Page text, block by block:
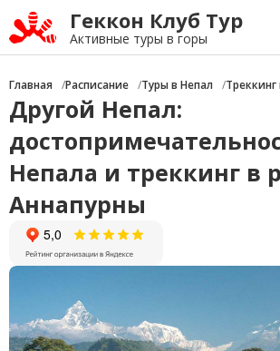
Геккон Клуб Тур
Активные туры в горы
Главная Расписание Туры в Непал
Другой Непал:
Непала и треккинг в
Аннапурны